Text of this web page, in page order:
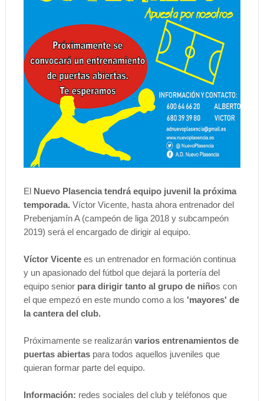
El Nuevo Plasencia tendrá equipo juvenil la próxima
temporada. Víctor Vicente, hasta ahora entrenador del
Prebenjamín A (campeón de liga 2018 y subcampeón
2019) será el encargado de dirigir al equipo.
Víctor Vicentees un entrenador en formación continua
y un apasionado del fútbol que dejará la portería del
equipo senior para dirigir tanto al grupo de niños con
el que empezó en este mundo como a los 'mayores' de
la cantera del club.
Próximamente se realizarán varios entrenamientos de
puertas abiertaspara todos aquellos juveniles que
quieran formar parte del equipo.
Información: redes sociales del club y teléfonos que